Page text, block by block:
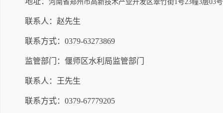
河南省郑州市高新技术产业开发区翠竹街1号23幢3层03号
联系人：赵先生
联系方式： 0379-63273869
监管部门：偃师区水利局监管部门
联系人：王先生
联系方式：0379-67779205